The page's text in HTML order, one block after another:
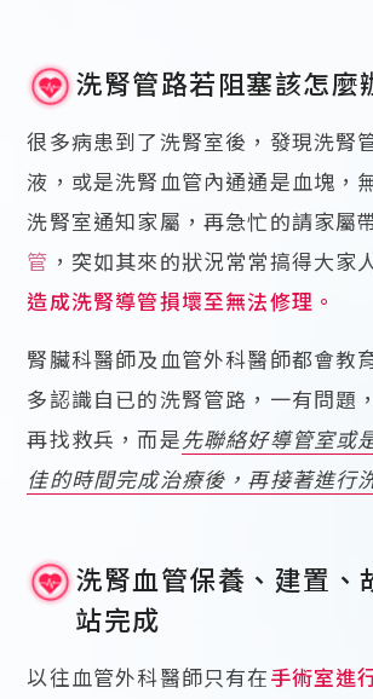
洗腎管路若阻塞該怎麼
很多病患到了洗腎室後，發現洗腎
液，或是洗腎血管內通通是血塊，
洗腎室通知家屬，再急忙的請家屬
管 ，突如其來的狀況常常搞得大家
造成洗腎導管損壞至無法修理。
腎臟科醫師及血管外科醫師都會教
多認識自已的洗腎管路，一有問題
再找救兵，而是先聯絡好導管室或
佳的時間完成治療後，再接著進行
洗腎血管保養、建置、
站完成
以往血管外科醫師只有在手術室進